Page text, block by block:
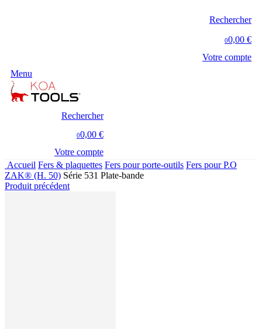
Rechercher
00,00 €
Votre compte
Menu
Rechercher
00,00 €
Votre compte
Accueil Fers & plaquettes Fers pour porte-outils Fers pour P.O
ZAK® (H. 50) Série 531 Plate-bande
Produit précédent